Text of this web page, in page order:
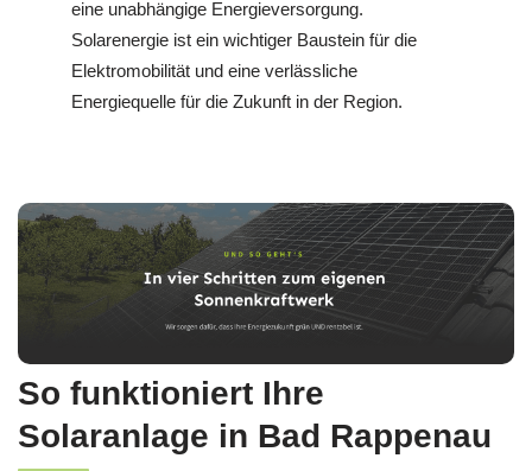
eine unabhängige Energieversorgung.
Solarenergie ist ein wichtiger Baustein für die
Elektromobilität und eine verlässliche
Energiequelle für die Zukunft in der Region.
So funktioniert Ihre
Solaranlage in Bad Rappenau